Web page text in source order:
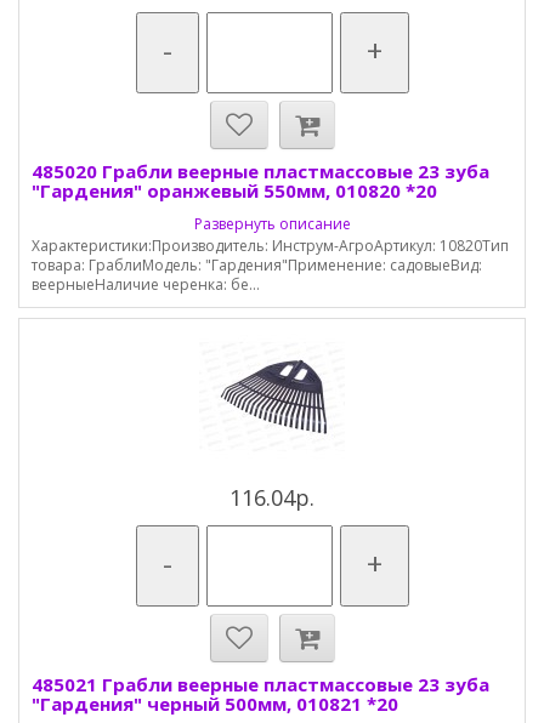
- +
485020 Грабли веерные пластмассовые 23 зуба
"Гардения" оранжевый 550мм, 010820 *20
Развернуть описание
Характеристики:Производитель: Инструм-АгроАртикул: 10820Тип
товара: ГраблиМодель: "Гардения"Применение: садовыеВид:
веерныеНаличие черенка: бе...
116.04р.
- +
485021 Грабли веерные пластмассовые 23 зуба
"Гардения" черный 500мм, 010821 *20